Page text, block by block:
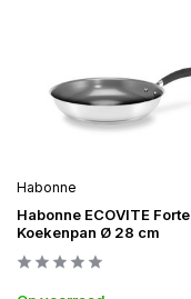
Habonne
Habonne ECOVITE Forte
Koekenpan Ø 28 cm